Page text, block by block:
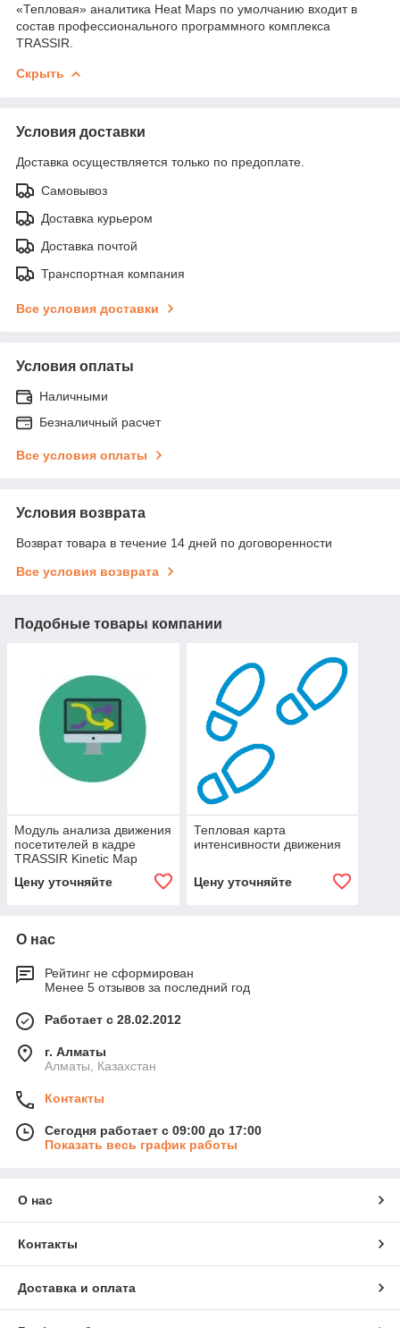
«Тепловая» аналитика Heat Maps по умолчанию входит в
состав профессионального программного комплекса
TRASSIR.
Скрыть
Условия доставки
Доставка осуществляется только по предоплате.
Самовывоз
Доставка курьером
Доставка почтой
Транспортная компания
Все условия доставки
Условия оплаты
Наличными
Безналичный расчет
Все условия оплаты
Условия возврата
Возврат товара в течение 14 дней по договоренности
Все условия возврата
Подобные товары компании
Модуль анализа движения
посетителей в кадре
TRASSIR Kinetic Map
Цену уточняйте
Тепловая карта
интенсивности движения
Цену уточняйте
О нас
Рейтинг не сформирован
Менее 5 отзывов за последний год
Работает с 28.02.2012
г. Алматы
Алматы, Казахстан
Контакты
Сегодня работает с 09:00 до 17:00
Показать весь график работы
О нас
Контакты
Доставка и оплата